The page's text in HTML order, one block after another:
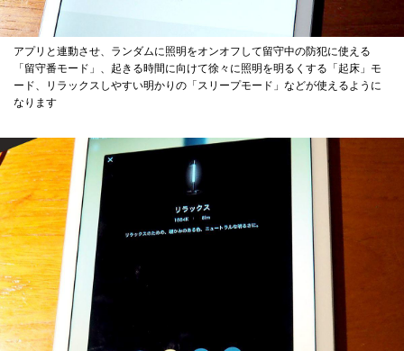
アプリと連動させ、ランダムに照明をオンオフして留守中の防犯に使える
「留守番モード」、起きる時間に向けて徐々に照明を明るくする「起床」モ
ード、リラックスしやすい明かりの「スリープモード」などが使えるように
なります